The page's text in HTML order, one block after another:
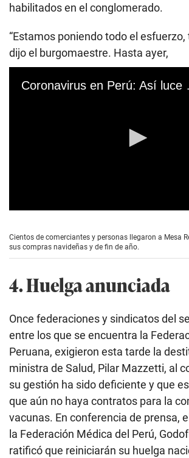
habilitados en el conglomerado.
“Estamos poniendo todo el esfuerzo,
dijo el burgomaestre. Hasta ayer,
e
c
s
o
m
i
n
u
e
s
,
1
8
s
e
c
o
Cientos de comerciantes y personas llegaron a Mesa
sus compras navideñas y de fin de año.
4. Huelga anunciada
Once federaciones y sindicatos del
entre los que se encuentra la
Peruana, exigieron esta tarde la
ministra de Salud, Pilar Mazzetti, al
su gestión ha sido deficiente y que
que aún no haya contratos para la
vacunas. En conferencia de prensa,
la Federación Médica del Perú,
ratificó que reiniciarán su huelga